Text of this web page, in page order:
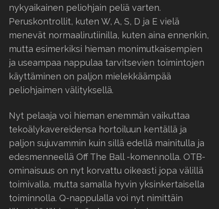
nykyaikainen peliohjain peliä varten.
Peruskontrollit, kuten W, A, S, D ja E vielä
menevät normaalirutiinilla, kuten aina ennenkin,
mutta esimerkiksi hieman monimutkaisempien
ja useampaa nappulaa tarvitsevien toimintojen
käyttäminen on paljon mielekkäämpää
peliohjaimen välityksellä.
Nyt pelaaja voi hieman enemmän vaikuttaa
tekoälykavereidensa hortoiluun kentällä ja
paljon sujuvammin kuin sillä edellä mainitulla ja
edesmenneellä Off The Ball -komennolla. OTB-
ominaisuus on nyt korvattu oikeasti jopa välillä
toimivalla, mutta samalla hyvin yksinkertaisella
toiminnolla. Q-nappulalla voi nyt nimittäin